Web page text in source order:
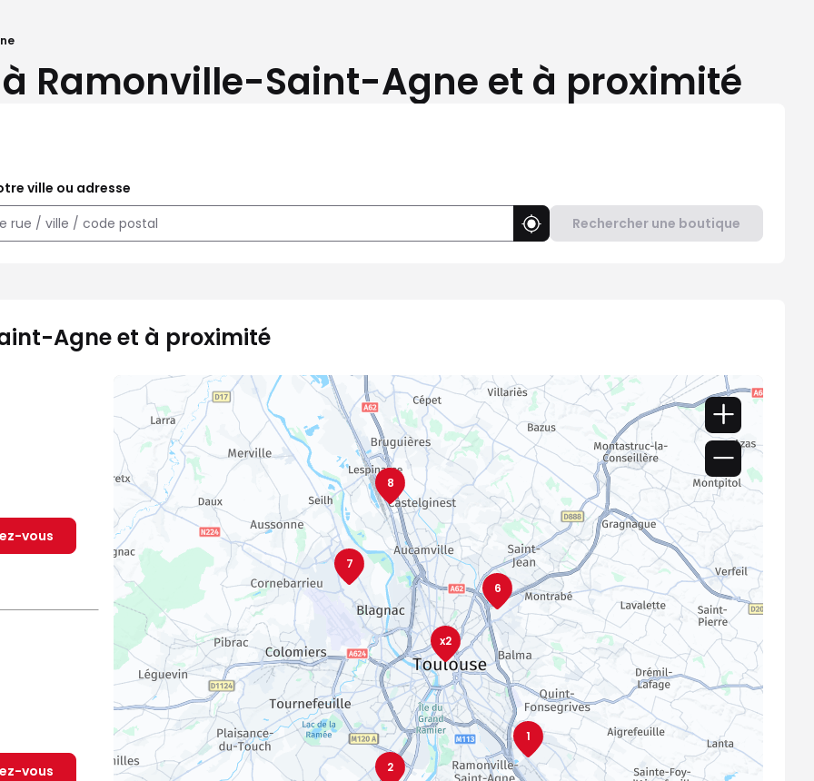
à Ramonville-Saint-Agne et à proximité
ville ou adresse
Utiliser ma position
Rechercher une boutique
Agne et à proximité
vous
vous
6
8
7
1
2
x2